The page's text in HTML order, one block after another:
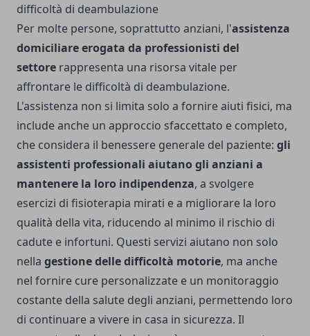
difficoltà di deambulazione
Per molte persone, soprattutto anziani, l'assistenza
domiciliare erogata da professionisti del
settore rappresenta una risorsa vitale per
affrontare le difficoltà di deambulazione.
L'assistenza non si limita solo a fornire aiuti fisici, ma
include anche un approccio sfaccettato e completo,
che considera il benessere generale del paziente: gli
assistenti professionali aiutano gli anziani a
mantenere la loro indipendenza, a svolgere
esercizi di fisioterapia mirati e a migliorare la loro
qualità della vita, riducendo al minimo il rischio di
cadute e infortuni. Questi servizi aiutano non solo
nella gestione delle difficoltà motorie, ma anche
nel fornire cure personalizzate e un monitoraggio
costante della salute degli anziani, permettendo loro
di continuare a vivere in casa in sicurezza. Il